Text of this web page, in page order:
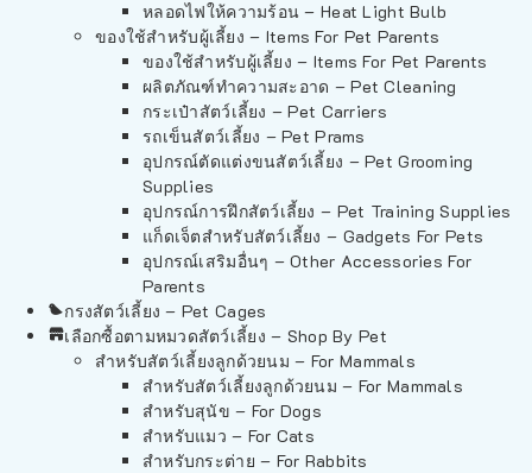
หลอดไฟให้ความร้อน – Heat Light Bulb
ของใช้สำหรับผู้เลี้ยง – Items For Pet Parents
ของใช้สำหรับผู้เลี้ยง – Items For Pet Parents
ผลิตภัณฑ์ทำความสะอาด – Pet Cleaning
กระเป๋าสัตว์เลี้ยง – Pet Carriers
รถเข็นสัตว์เลี้ยง – Pet Prams
อุปกรณ์ตัดแต่งขนสัตว์เลี้ยง – Pet Grooming
Supplies
อุปกรณ์การฝึกสัตว์เลี้ยง – Pet Training Supplies
แก็ดเจ็ตสำหรับสัตว์เลี้ยง – Gadgets For Pets
อุปกรณ์เสริมอื่นๆ – Other Accessories For
Parents
กรงสัตว์เลี้ยง – Pet Cages
เลือกซื้อตามหมวดสัตว์เลี้ยง – Shop By Pet
สำหรับสัตว์เลี้ยงลูกด้วยนม – For Mammals
สำหรับสัตว์เลี้ยงลูกด้วยนม – For Mammals
สำหรับสุนัข – For Dogs
สำหรับแมว – For Cats
สำหรับกระต่าย – For Rabbits